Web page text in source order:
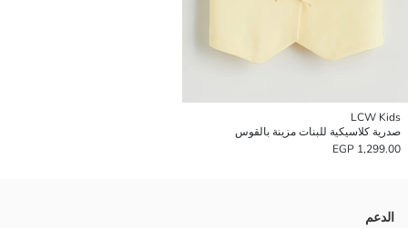
LCW Kids
صدرية كلاسيكية للبنات مزينة بالقوس
1,299.00 EGP
الدعم